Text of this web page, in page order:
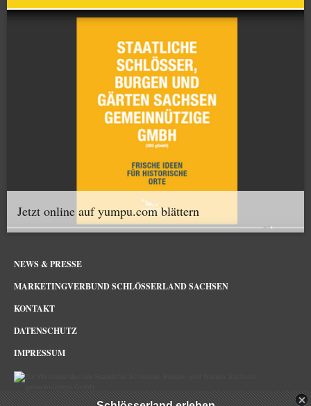
Jetzt online auf yumpu.com blättern
NEWS & PRESSE
MARKETINGVERBUND SCHLÖSSERLAND SACHSEN
KONTAKT
DATENSCHUTZ
IMPRESSUM